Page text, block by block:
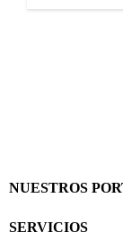
NUESTROS
SERVICIOS